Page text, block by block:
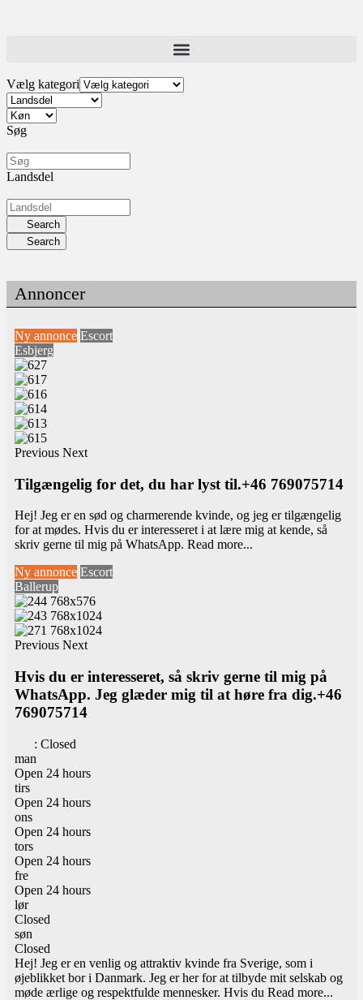
Vælg kategori
Søg
Landsdel
Search
Search
Annoncer
Ny annonce Escort
Esbjerg
Previous Next
Tilgængelig for det, du har lyst til.+46 769075714
Hej! Jeg er en sød og charmerende kvinde, og jeg er tilgængelig
for at mødes. Hvis du er interesseret i at lære mig at kende, så
skriv gerne til mig på WhatsApp. Read more...
Ny annonce Escort
Ballerup
Previous Next
Hvis du er interesseret, så skriv gerne til mig på
WhatsApp. Jeg glæder mig til at høre fra dig.+46
769075714
: Closed
man
Open 24 hours
tirs
Open 24 hours
ons
Open 24 hours
tors
Open 24 hours
fre
Open 24 hours
lør
Closed
søn
Closed
Hej! Jeg er en venlig og attraktiv kvinde fra Sverige, som i
øjeblikket bor i Danmark. Jeg er her for at tilbyde mit selskab og
møde ærlige og respektfulde mennesker. Hvis du Read more...